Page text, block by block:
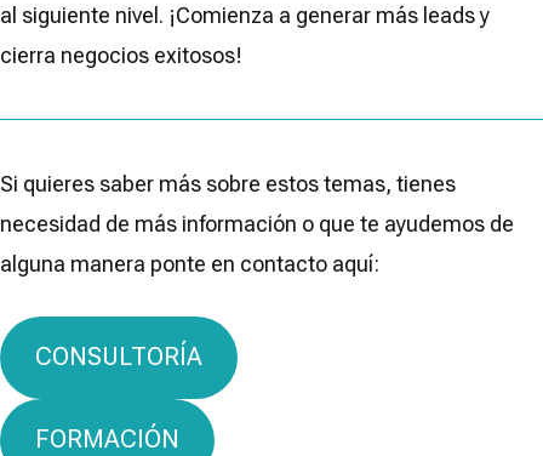
al siguiente nivel. ¡Comienza a generar más leads y
cierra negocios exitosos!
Si quieres saber más sobre estos temas, tienes
necesidad de más información o que te ayudemos de
alguna manera ponte en contacto aquí:
CONSULTORÍA
FORMACIÓN